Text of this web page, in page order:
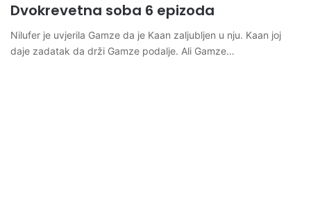
Dvokrevetna soba 6 epizoda
Nilufer je uvjerila Gamze da je Kaan zaljubljen u nju. Kaan joj
daje zadatak da drži Gamze podalje. Ali Gamze…